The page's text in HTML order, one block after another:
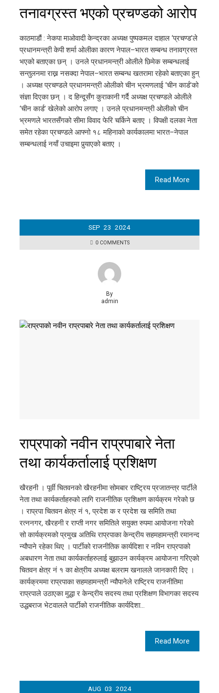
तनावग्रस्त भएको प्रचण्डको आरोप
काठमाडौं : नेकपा माओवादी केन्द्रका अध्यक्ष पुष्पकमल दाहाल ‘प्रचण्ड’ले
प्रधानमन्त्री केपी शर्मा ओलीका कारण नेपाल–भारत सम्बन्ध तनावग्रस्त
भएको बताएका छन् । उनले प्रधानमन्त्री ओलीले छिमेक सम्बन्धलाई
सन्तुलनमा राख्न नसक्दा नेपाल–भारत सम्बन्ध खतरामा रहेको बताएका हुन्
। अध्यक्ष प्रचण्डले प्रधानमन्त्री ओलीको चीन भ्रमणलाई ‘चीन कार्ड’को
संज्ञा दिएका छन् । द हिन्दूसँग कुराकानी गर्दै अध्यक्ष प्रचण्डले ओलीले
‘चीन कार्ड’ खेलेको आरोप लगाए । उनले प्रधानमन्त्री ओलीको चीन
भ्रमणले भारतसँगको सीमा विवाद फेरि चर्किने बताए । विपक्षी दलका नेता
समेत रहेका प्रचण्डले आफ्नो १८ महिनाको कार्यकालमा भारत–नेपाल
सम्बन्धलाई नयाँ उचाइमा पुर्‍याएको बताए ।
Read More
SEP 23 2024
0 COMMENTS
By
admin
राप्रपाको नवीन राप्रपाबारे नेता
तथा कार्यकर्तालाई प्रशिक्षण
खैरहनी । पूर्वी चितवनको खैरहनीमा सोमबार राष्ट्रिय प्रजातन्त्र पार्टीले
नेता तथा कार्यकर्ताहरुको लागि राजनीतिक प्रशिक्षण कार्यक्रम गरेको छ
। राप्रपा चितवन क्षेत्र नं १, प्रदेश क र प्रदेश ख समिति तथा
रत्ननगर, खैरहनी र राप्ती नगर समितिले सयुक्त रुपमा आयोजना गरेको
सो कार्यक्रमको प्रमुख अतिथि राप्रपाका केन्द्रीय सहमहामन्त्री रमानन्द
न्यौपाने रहेका थिए । पार्टीको राजनीतिक कार्यदिशा र नविन राप्रपाको
अबधारण नेता तथा कार्यकर्ताहरुलाई बुझाउन कार्यक्रम आयोजना गरिएको
चितवन क्षेत्र नं १ का क्षेत्रीय अध्यक्ष बलराम खनालले जानकारी दिए ।
कार्यक्रममा राप्रपाका सहमहामन्त्री न्यौपानेले राष्ट्रिय राजनीतिमा
राप्रपाले उठाएका मुद्धा र केन्द्रीय सदस्य तथा प्रशिक्षण विभागका सदस्य
उद्धबराज भेटवालले पार्टीको राजनीतिक कार्यदिशा…
Read More
AUG 03 2024